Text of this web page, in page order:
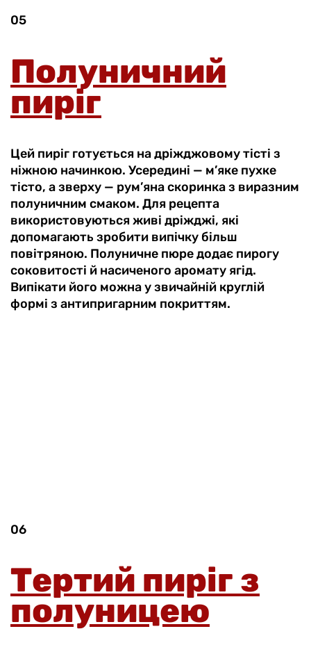
05
Полуничний
пиріг
Цей пиріг готується на дріжджовому тісті з
ніжною начинкою. Усередині — м’яке пухке
тісто, а зверху — рум’яна скоринка з виразним
полуничним смаком. Для рецепта
використовуються живі дріжджі, які
допомагають зробити випічку більш
повітряною. Полуничне пюре додає пирогу
соковитості й насиченого аромату ягід.
Випікати його можна у звичайній круглій
формі з антипригарним покриттям.
06
Тертий пиріг з
полуницею